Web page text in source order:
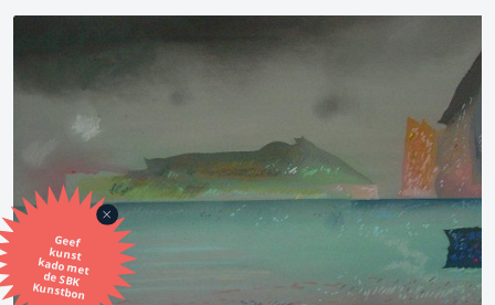
Geef
kunst
kado met
de SBK
Kunstbon